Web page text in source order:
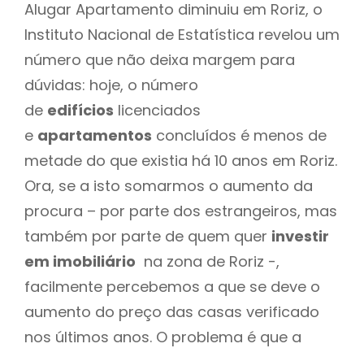
Alugar Apartamento diminuiu em Roriz, o
Instituto Nacional de Estatística revelou um
número que não deixa margem para
dúvidas: hoje, o número
de edifícios licenciados
e apartamentos concluídos é menos de
metade do que existia há 10 anos em Roriz.
Ora, se a isto somarmos o aumento da
procura – por parte dos estrangeiros, mas
também por parte de quem quer investir
em imobiliário na zona de Roriz -,
facilmente percebemos a que se deve o
aumento do preço das casas verificado
nos últimos anos. O problema é que a